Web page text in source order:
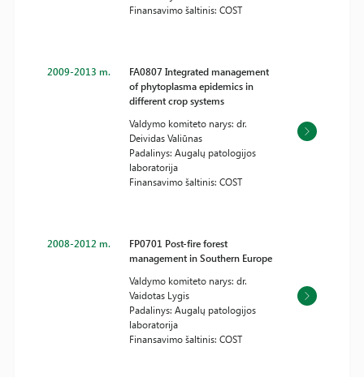
Finansavimo šaltinis: COST
2009-2013 m.
FA0807 Integrated management
of phytoplasma epidemics in
different crop systems
Valdymo komiteto narys: dr.
Deividas Valiūnas
Padalinys: Augalų patologijos
laboratorija
Finansavimo šaltinis: COST
2008-2012 m.
FP0701 Post-fire forest
management in Southern Europe
Valdymo komiteto narys: dr.
Vaidotas Lygis
Padalinys: Augalų patologijos
laboratorija
Finansavimo šaltinis: COST